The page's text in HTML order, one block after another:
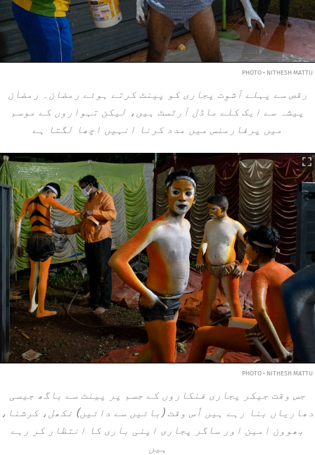
PHOTO • NITHESH MATTU
رقص سے پہلے آشوِت پجاری کو پینٹ کرتے ہوئے رمضان۔ رمضان
پیشہ سے ایک کلے ماڈل آرٹسٹ ہیں، لیکن تہواروں کے موسم
میں پرفارمنس میں مدد کرنا انہیں اچھا لگتا ہے
PHOTO • NITHESH MATTU
جس وقت جیکر پجاری فنکاروں کے جسم پر پینٹ سے باگھ جیسی
دھاریاں بنا رہے ہیں اُس وقت (بائیں سے دائیں) نکھل، کرشنا،
بھوون امین اور ساگر پجاری اپنی باری کا انتظار کر رہے
ہیں